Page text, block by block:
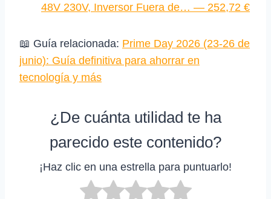
48V 230V, Inversor Fuera de… — 252,72 €
📖 Guía relacionada: Prime Day 2026 (23‑26 de
junio): Guía definitiva para ahorrar en
tecnología y más
¿De cuánta utilidad te ha
parecido este contenido?
¡Haz clic en una estrella para puntuarlo!